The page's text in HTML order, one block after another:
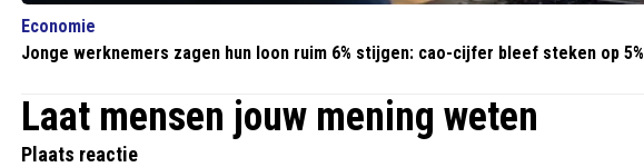
Economie
Jonge werknemers zagen hun loon ruim 6% stijgen: cao-cijfer bleef steken op 5%
Laat mensen jouw mening weten
Plaats reactie